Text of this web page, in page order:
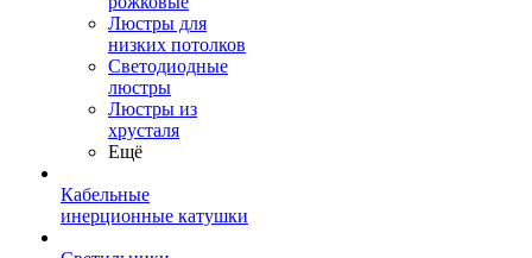
Люстры для
низких потолков
Cветодиодные
люстры
Люстры из
хрусталя
Ещё
Кабельные
инерционные катушки